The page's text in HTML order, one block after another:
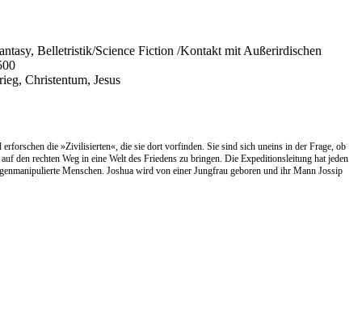
Belletristik/Science Fiction /Kontakt mit Außerirdischen
Christentum, Jesus
die »Zivilisierten«, die sie dort vorfinden. Sie sind sich uneins in der Frage, ob
den rechten Weg in eine Welt des Friedens zu bringen. Die Expeditionsleitung hat jeden
Menschen. Joshua wird von einer Jungfrau geboren und ihr Mann Jossip